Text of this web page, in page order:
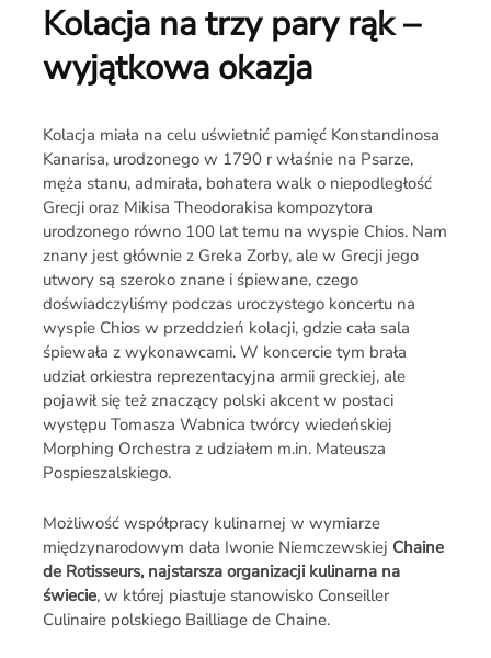
Kolacja na trzy pary rąk –
wyjątkowa okazja
Kolacja miała na celu uświetnić pamięć Konstandinosa
Kanarisa, urodzonego w 1790 r właśnie na Psarze,
męża stanu, admirała, bohatera walk o niepodległość
Grecji oraz Mikisa Theodorakisa kompozytora
urodzonego równo 100 lat temu na wyspie Chios. Nam
znany jest głównie z Greka Zorby, ale w Grecji jego
utwory są szeroko znane i śpiewane, czego
doświadczyliśmy podczas uroczystego koncertu na
wyspie Chios w przeddzień kolacji, gdzie cała sala
śpiewała z wykonawcami. W koncercie tym brała
udział orkiestra reprezentacyjna armii greckiej, ale
pojawił się też znaczący polski akcent w postaci
występu Tomasza Wabnica twórcy wiedeńskiej
Morphing Orchestra z udziałem m.in. Mateusza
Pospieszalskiego.
Możliwość współpracy kulinarnej w wymiarze
międzynarodowym dała Iwonie Niemczewskiej Chaine
de Rotisseurs, najstarsza organizacji kulinarna na
świecie, w której piastuje stanowisko Conseiller
Culinaire polskiego Bailliage de Chaine.